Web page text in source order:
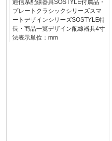
通信系配線器具SOSTYLE付属品・
プレートクラシックシリーズスマ
ートデザインシリーズSOSTYLE特
長・商品一覧デザイン配線器具4寸
法表示単位：mm